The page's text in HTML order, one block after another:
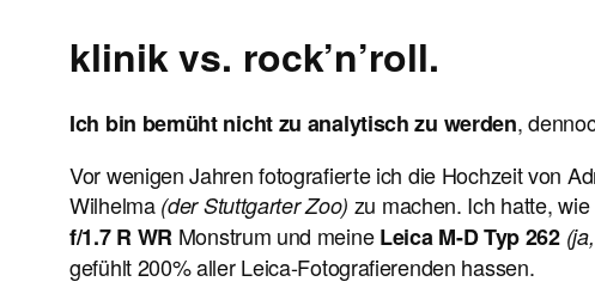
klinik vs. rock’n’roll.
Ich bin bemüht nicht zu analytisch zu werden,
Vor wenigen Jahren fotografierte ich die Hochzeit von
Wilhelma (der Stuttgarter Zoo) zu machen. Ich hatte,
f/1.7 R WR Monstrum und meineLeica M-D Typ 262
gefühlt 200% aller Leica-Fotografierenden hassen.